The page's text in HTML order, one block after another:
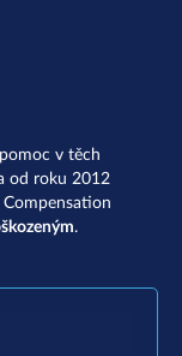
v těch
od roku 2012
.